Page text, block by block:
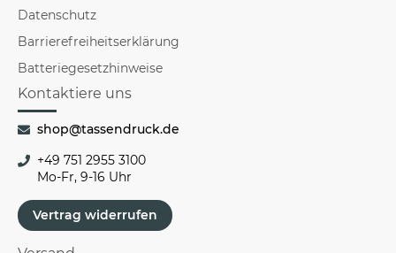
Datenschutz
Barrierefreiheitserklärung
Batteriegesetzhinweise
Kontaktiere uns
shop@tassendruck.de
+49 751 2955 3100
Mo-Fr, 9-16 Uhr
Vertrag widerrufen